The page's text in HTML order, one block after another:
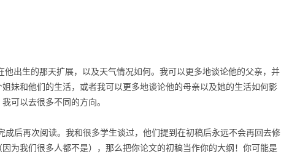
他出生的那天扩展，以及天气情况如何。 我可以更多地谈论他的父亲，并
妹和他们的生活，或者我可以更多地谈论他的母亲以及她的生活如何影
我可以去很多不同的方向。
后再次阅读。 我和很多学生谈过，他们提到在初稿后永远不会再回去修
为我们很多人都不是），那么把你论文的初稿当作你的大纲！ 你可能是